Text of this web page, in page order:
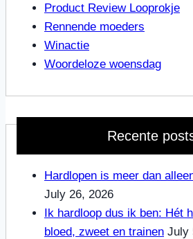
Product Review Looprokje
Rennende moeders
Winactie
Woordeloze woensdag
Recente
Hardlopen is meer dan
July 26, 2026
Ik hardloop dus ik ben: Hét
bloed, zweet en trainen July